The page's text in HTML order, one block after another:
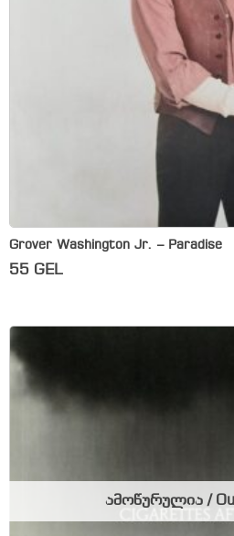
Grover Washington Jr. – Paradise
55 GEL
ამოწურულია /